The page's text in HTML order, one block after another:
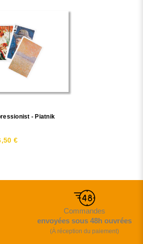
- Piatnik
€
Commandes
envoyées sous 48h ouvrées
(À réception du paiement)